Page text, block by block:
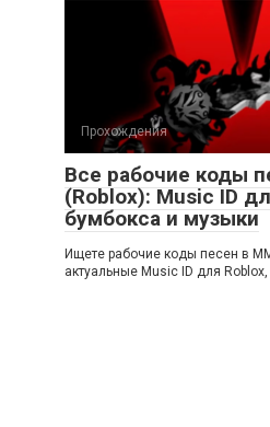
Прохождения
Все рабочие коды
(Roblox): Music ID
бумбокса и музыки
Ищете рабочие коды песен в
актуальные Music ID для